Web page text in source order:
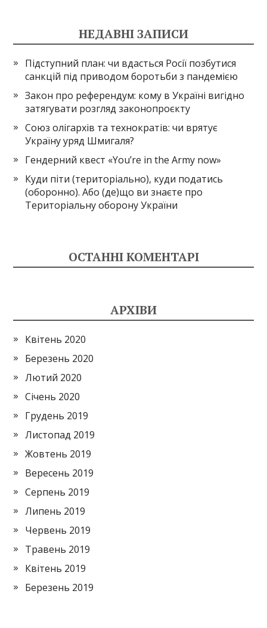
НЕДАВНІ ЗАПИСИ
Підступний план: чи вдасться Росії позбутися
санкцій під приводом боротьби з пандемією
Закон про референдум: кому в Україні вигідно
затягувати розгляд законопроєкту
Союз олігархів та технократів: чи врятує
Україну уряд Шмигаля?
Гендерний квест «You’re in the Army now»
Куди піти (територіально), куди податись
(оборонно). Або (де)що ви знаєте про
Територіальну оборону України
ОСТАННІ КОМЕНТАРІ
АРХІВИ
Квітень 2020
Березень 2020
Лютий 2020
Січень 2020
Грудень 2019
Листопад 2019
Жовтень 2019
Вересень 2019
Серпень 2019
Липень 2019
Червень 2019
Травень 2019
Квітень 2019
Березень 2019